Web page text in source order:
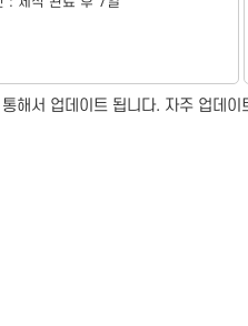
해서 업데이트 됩니다. 자주 업데